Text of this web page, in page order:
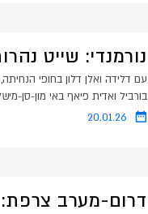
נורמנדי: שייט
עם דלידה ואלן דלון בחופי
בורביל ואדית פיאף באי מון-סן-
20.01.26
דרום-מערב צרפת: